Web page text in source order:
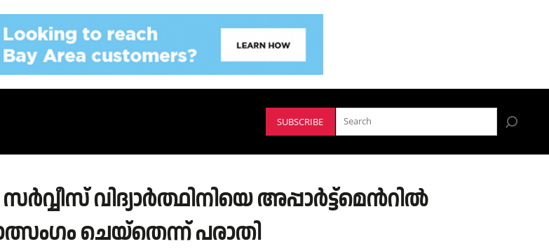
SUBSCRIBE
വിദ്യാര്‍ത്ഥിനിയെ അപ്പാര്‍ട്ട്മെന്‍റില്‍
ചെയ്‌തെന്ന് പരാതി